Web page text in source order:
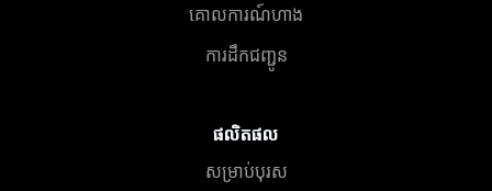
គោលការណ៍ហាង
ការដឹកជញ្ជូន
ផលិតផល
សម្រាប់បុរស